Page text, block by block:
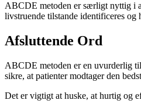
ABCDE metoden er særligt nyttig i
livstruende tilstande identificeres og
Afsluttende Ord
ABCDE metoden er en uvurderlig
sikre, at patienter modtager den
Det er vigtigt at huske, at hurtig og